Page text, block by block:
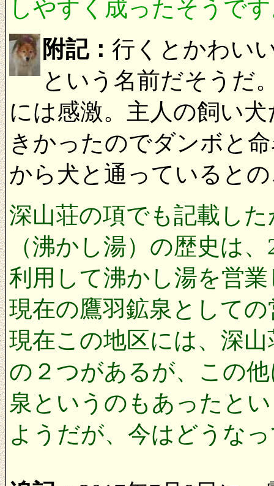
しやすく成ったそうで
附記： 行くとかわい
という名前だそうだ
には感激。主人の飼い
きかったのでダンボと
から犬と通っていると
深山荘の項でも記載し
（沸かし湯）の歴史は
利用して沸かし湯を営
現在の鷹羽鉱泉として
現在この地区には、深
の２つがあるが、この
泉というのもあったと
ようだが、今はどうな